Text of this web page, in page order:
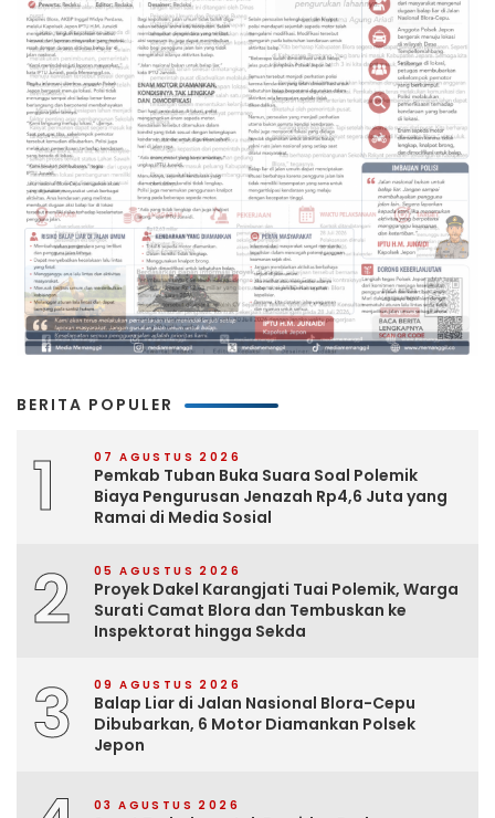
BERITA POPULER
1 07 AGUSTUS 2026
Pemkab Tuban Buka Suara Soal Polemik
Biaya Pengurusan Jenazah Rp4,6 Juta yang
Ramai di Media Sosial
2 05 AGUSTUS 2026
Proyek Dakel Karangjati Tuai Polemik, Warga
Surati Camat Blora dan Tembuskan ke
Inspektorat hingga Sekda
3 09 AGUSTUS 2026
Balap Liar di Jalan Nasional Blora-Cepu
Dibubarkan, 6 Motor Diamankan Polsek
Jepon
03 AGUSTUS 2026